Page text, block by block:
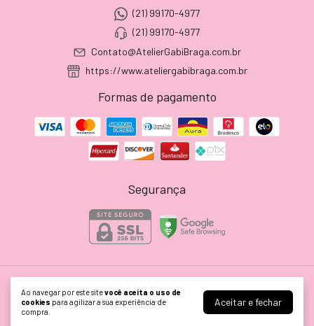
Ao navegar por este sitevocê aceita o uso de
cookies para agilizar a sua experiência de
compra.
Aceitar e fechar
(21) 99170-4977
(21) 99170-4977
Contato@AtelierGabiBraga.com.br
https://www.ateliergabibraga.com.br
Formas de pagamento
Segurança
Atelier Gabi Braga
©2026. ATELIER GABI BRAGA EIRELI - 24628199000165. Todos os direitos